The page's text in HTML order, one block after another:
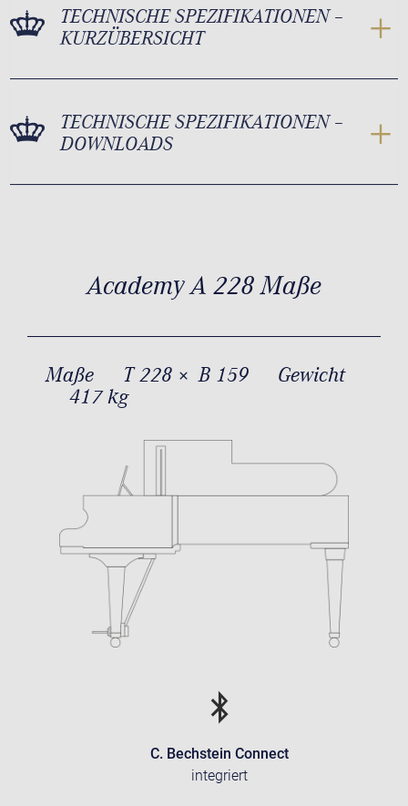
TECHNISCHE SPEZIFIKATIONEN –
KURZÜBERSICHT
TECHNISCHE SPEZIFIKATIONEN –
DOWNLOADS
Academy A 228 Maße
Maße T 228 × B 159
Gewicht
417 kg
C. Bechstein Connect
integriert